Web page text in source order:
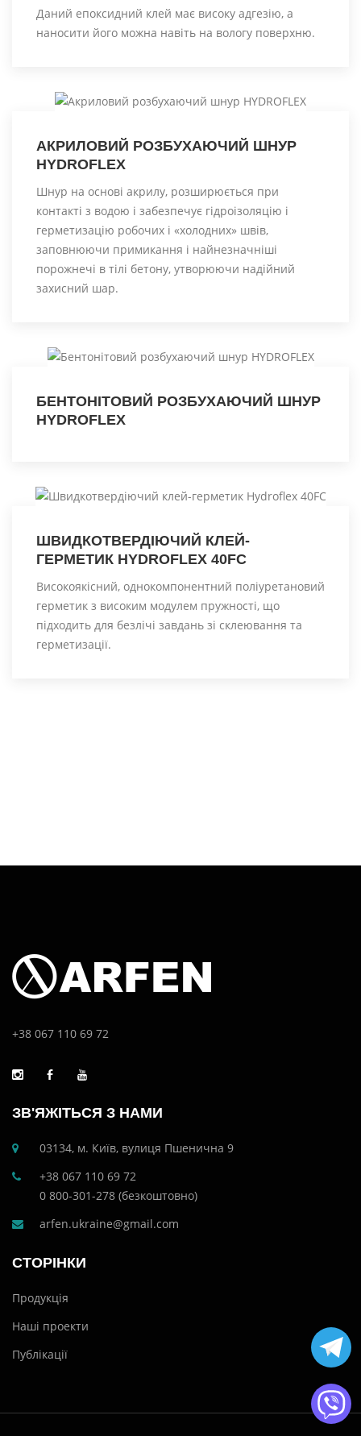
Даний епоксидний клей має високу адгезію, а
наносити його можна навіть на вологу поверхню.
АКРИЛОВИЙ РОЗБУХАЮЧИЙ ШНУР
HYDROFLEX
Шнур на основі акрилу, розширюється при
контакті з водою і забезпечує гідроізоляцію і
герметизацію робочих і «холодних» швів,
заповнюючи примикання і найнезначніші
порожнечі в тілі бетону, утворюючи надійний
захисний шар.
БЕНТОНІТОВИЙ РОЗБУХАЮЧИЙ ШНУР
HYDROFLEX
ШВИДКОТВЕРДІЮЧИЙ КЛЕЙ-
ГЕРМЕТИК HYDROFLEX 40FC
Високоякісний, однокомпонентний поліуретановий
герметик з високим модулем пружності, що
підходить для безлічі завдань зі склеювання та
герметизації.
+38 067 110 69 72
ЗВ'ЯЖІТЬСЯ З НАМИ
03134, м. Київ, вулиця Пшенична 9
+38 067 110 69 72
0 800-301-278 (безкоштовно)
arfen.ukraine@gmail.com
СТОРІНКИ
Продукція
Наші проекти
Публікації